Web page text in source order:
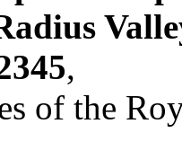
,
of the